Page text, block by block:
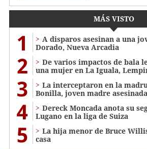
MÁS VISTO
1
A disparos asesinan a una
Dorado, Nueva Arcadia
2
De varios impactos de bala
una mujer en La Iguala,
3
La interceptaron en la
Bonilla, joven madre
4
Dereck Moncada anota su
Lugano en la liga de Suiza
5
La hija menor de Bruce
casa